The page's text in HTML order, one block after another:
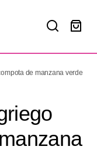
de manzana verde